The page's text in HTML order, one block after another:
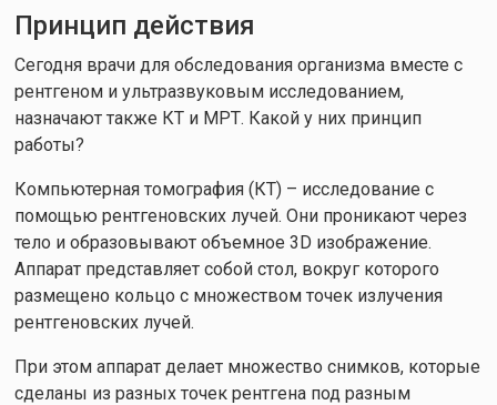
Принцип действия
Сегодня врачи для обследования организма вместе с
рентгеном и ультразвуковым исследованием,
назначают также КТ и МРТ. Какой у них принцип
работы?
Компьютерная томография (КТ) – исследование с
помощью рентгеновских лучей. Они проникают через
тело и образовывают объемное 3D изображение.
Аппарат представляет собой стол, вокруг которого
размещено кольцо с множеством точек излучения
рентгеновских лучей.
При этом аппарат делает множество снимков, которые
сделаны из разных точек рентгена под разным